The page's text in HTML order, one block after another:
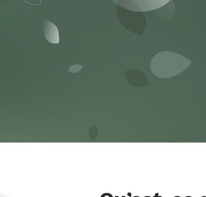
Avis de collecte de
Les renseignements personnels contenus dans ce formulaire
l’Université d’Ottawa, 1965 et conformément à la Loi sur
la vie privée. Nous les utiliserons pour pouvoir traiter votre
données personnelles à jour, vous informer sur les
services offerts aux diplômés et diplômées par l’Université et
tenir au courant des nouvelles, des campagnes de
renseignements, veuillez communiquer avec le Bureau des